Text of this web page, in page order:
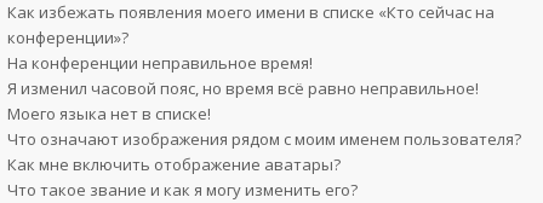
Как избежать появления моего имени в списке «Кто сейчас на
конференции»?
На конференции неправильное время!
Я изменил часовой пояс, но время всё равно неправильное!
Моего языка нет в списке!
Что означают изображения рядом с моим именем пользователя?
Как мне включить отображение аватары?
Что такое звание и как я могу изменить его?